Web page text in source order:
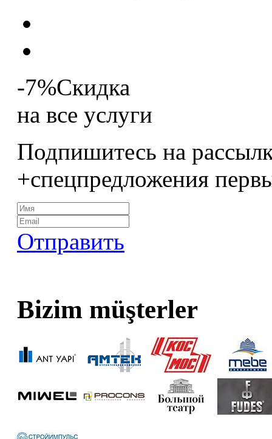
-7%Скидка
на все услуги
Подпишитесь на
+спецпредложения
Отправить
Bizim müşterler